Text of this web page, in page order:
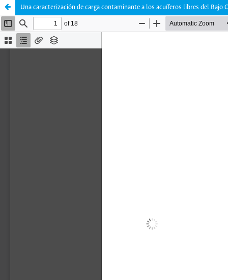
Una caracterización de carga contaminante a los acuíferos libres del Bajo